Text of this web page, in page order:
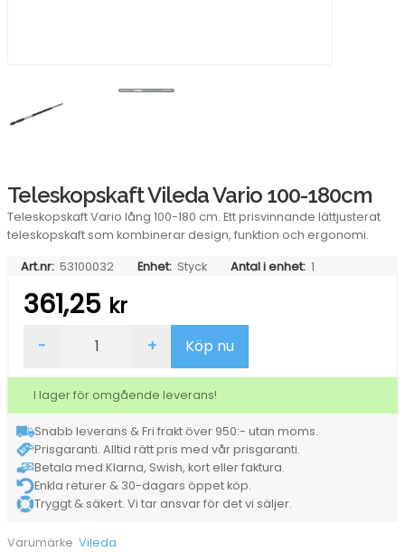
Teleskopskaft Vileda Vario 100-180cm
Teleskopskaft Vario lång 100-180 cm. Ett prisvinnande lättjusterat
teleskopskaft som kombinerar design, funktion och ergonomi.
Art.nr: 53100032 Enhet: Styck Antal i enhet: 1
361,25 kr
Vileda
100-
180cm
mängd
- + Köp nu
I lager för omgående leverans!
Snabb leverans & Fri frakt över 950:- utan moms.
Prisgaranti. Alltid rätt pris med vår prisgaranti.
Betala med Klarna, Swish, kort eller faktura.
Enkla returer & 30-dagars öppet köp.
Tryggt & säkert. Vi tar ansvar för det vi säljer.
Varumärke Vileda